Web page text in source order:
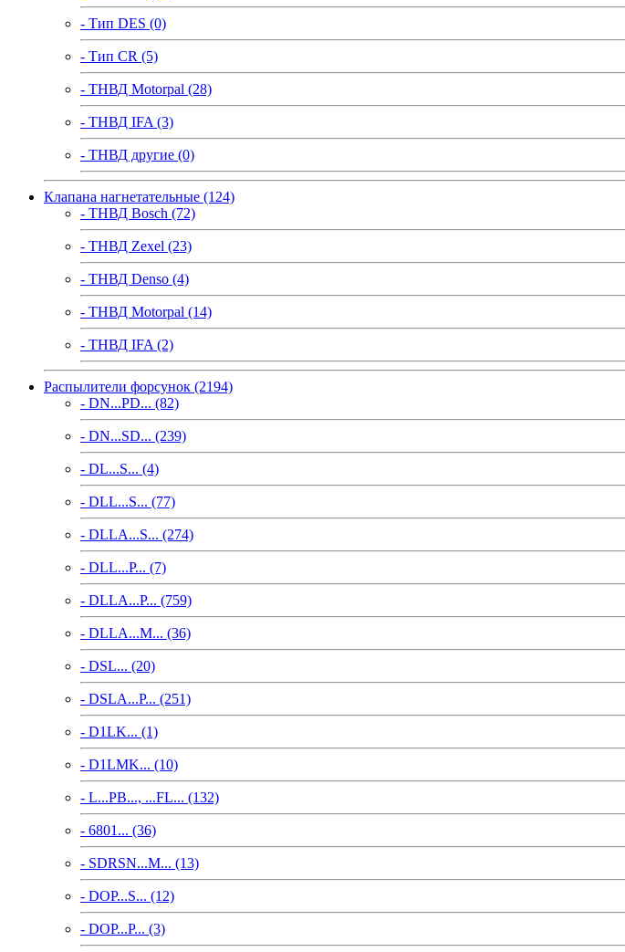
- Тип DES (0)
- Тип CR (5)
- ТНВД Motorpal (28)
- ТНВД IFA (3)
- ТНВД другие (0)
Клапана нагнетательные (124)
- ТНВД Bosch (72)
- ТНВД Zexel (23)
- ТНВД Denso (4)
- ТНВД Motorpal (14)
- ТНВД IFA (2)
Распылители форсунок (2194)
- DN...PD... (82)
- DN...SD... (239)
- DL...S... (4)
- DLL...S... (77)
- DLLA...S... (274)
- DLL...P... (7)
- DLLA...P... (759)
- DLLA...M... (36)
- DSL... (20)
- DSLA...P... (251)
- D1LK... (1)
- D1LMK... (10)
- L...PB..., ...FL... (132)
- 6801... (36)
- SDRSN...M... (13)
- DOP...S... (12)
- DOP...P... (3)